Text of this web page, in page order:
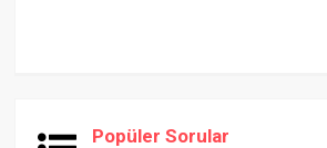
Popüler Sorular